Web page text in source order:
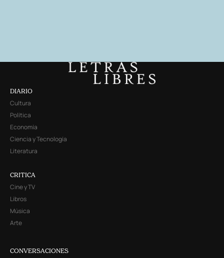
DIARIO
Cultura
Política
Economía
Ciencia y Tecnología
Literatura
CRITICA
Cine y TV
Libros
Música
Arte
CONVERSACIONES